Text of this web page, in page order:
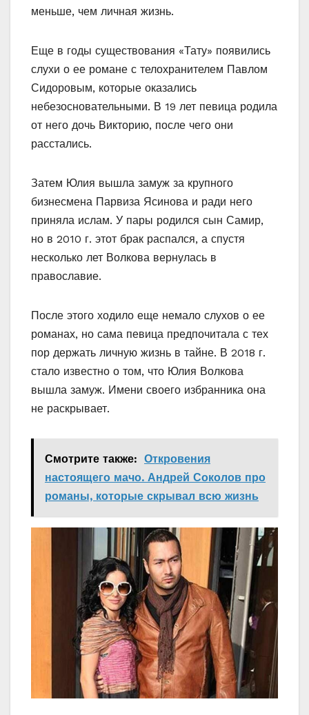
меньше, чем личная жизнь.
Еще в годы существования «Тату» появились
слухи о ее романе с телохранителем Павлом
Сидоровым, которые оказались
небезосновательными. В 19 лет певица родила
от него дочь Викторию, после чего они
расстались.
Затем Юлия вышла замуж за крупного
бизнесмена Парвиза Ясинова и ради него
приняла ислам. У пары родился сын Самир,
но в 2010 г. этот брак распался, а спустя
несколько лет Волкова вернулась в
православие.
После этого ходило еще немало слухов о ее
романах, но сама певица предпочитала с тех
пор держать личную жизнь в тайне. В 2018 г.
стало известно о том, что Юлия Волкова
вышла замуж. Имени своего избранника она
не раскрывает.
Смотрите также: Откровения
настоящего мачо. Андрей Соколов про
романы, которые скрывал всю жизнь